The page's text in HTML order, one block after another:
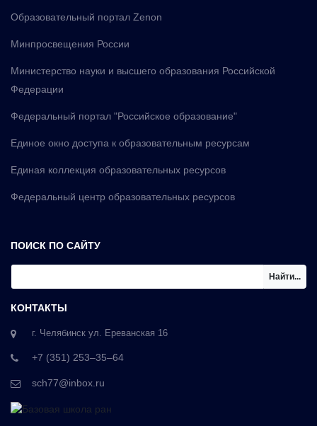
Образовательный портал Zenon
Минпросвещения России
Министерство науки и высшего образования Российской
Федерации
Федеральный портал "Российское образование"
Единое окно доступа к образовательным ресурсам
Единая коллекция образовательных ресурсов
Федеральный центр образовательных ресурсов
ПОИСК ПО САЙТУ
Найти...
КОНТАКТЫ
г. Челябинск ул. Ереванская 16
+7 (351) 253‒35‒64
sch77@inbox.ru